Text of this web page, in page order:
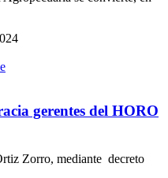
gerentes del HORO
Zorro, mediante decreto